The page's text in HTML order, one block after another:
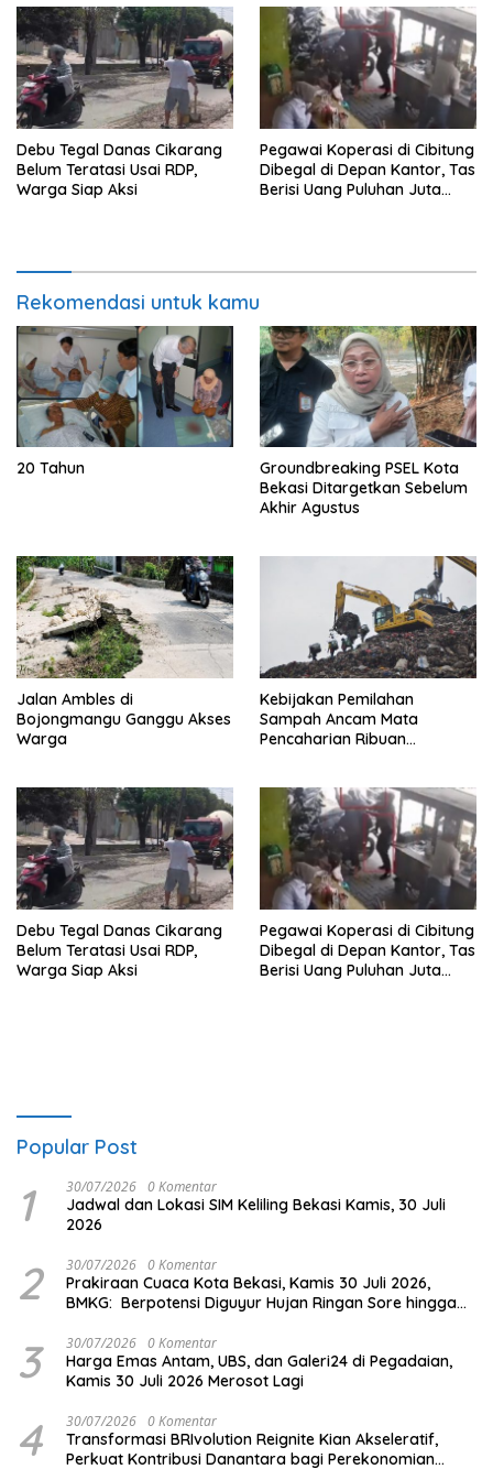
Debu Tegal Danas Cikarang
Belum Teratasi Usai RDP,
Warga Siap Aksi
Pegawai Koperasi di Cibitung
Dibegal di Depan Kantor, Tas
Berisi Uang Puluhan Juta
Rekomendasi untuk kamu
20 Tahun
Groundbreaking PSEL Kota
Bekasi Ditargetkan Sebelum
Akhir Agustus
Jalan Ambles di
Bojongmangu Ganggu Akses
Warga
Kebijakan Pemilahan
Sampah Ancam Mata
Pencaharian Ribuan
Debu Tegal Danas Cikarang
Belum Teratasi Usai RDP,
Warga Siap Aksi
Pegawai Koperasi di Cibitung
Dibegal di Depan Kantor, Tas
Berisi Uang Puluhan Juta
Popular Post
1 30/07/2026 0 Komentar
Jadwal dan Lokasi SIM Keliling Bekasi Kamis, 30 Juli
2026
2 30/07/2026 0 Komentar
Prakiraan Cuaca Kota Bekasi, Kamis 30 Juli 2026,
BMKG: Berpotensi Diguyur Hujan Ringan Sore hingga
3 30/07/2026 0 Komentar
Harga Emas Antam, UBS, dan Galeri24 di Pegadaian,
Kamis 30 Juli 2026 Merosot Lagi
4 30/07/2026 0 Komentar
Transformasi BRIvolution Reignite Kian Akseleratif,
Perkuat Kontribusi Danantara bagi Perekonomian